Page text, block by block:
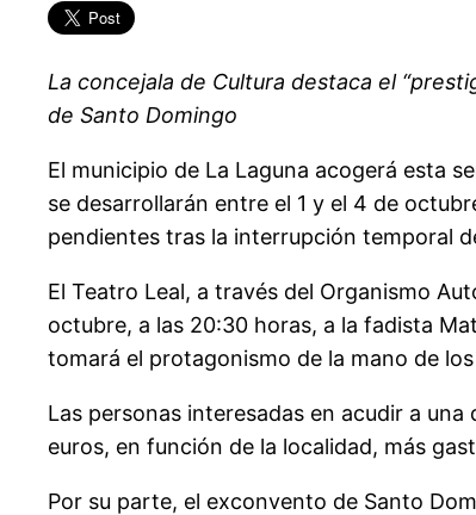
La concejala de Cultura destaca el
de Santo Domingo
El municipio de La Laguna acogerá esta
se desarrollarán entre el 1 y el 4 de
pendientes tras la interrupción temporal
El Teatro Leal, a través del Organismo
octubre, a las 20:30 horas, a la fadista
tomará el protagonismo de la mano de
Las personas interesadas en acudir a
euros, en función de la localidad, más
Por su parte, el exconvento de Santo